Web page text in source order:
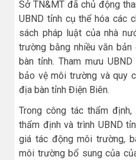
Sở TN&MT đã chủ động
UBND tỉnh cụ thể hóa các
sách pháp luật của nhà
trường bằng nhiều văn
bàn tỉnh. Tham mưu
bảo vệ môi trường và quy
địa bàn tỉnh Điện Biên.
Trong công tác thẩm
thẩm định và trình UBND
giá tác động môi trường,
môi trường bổ sung của